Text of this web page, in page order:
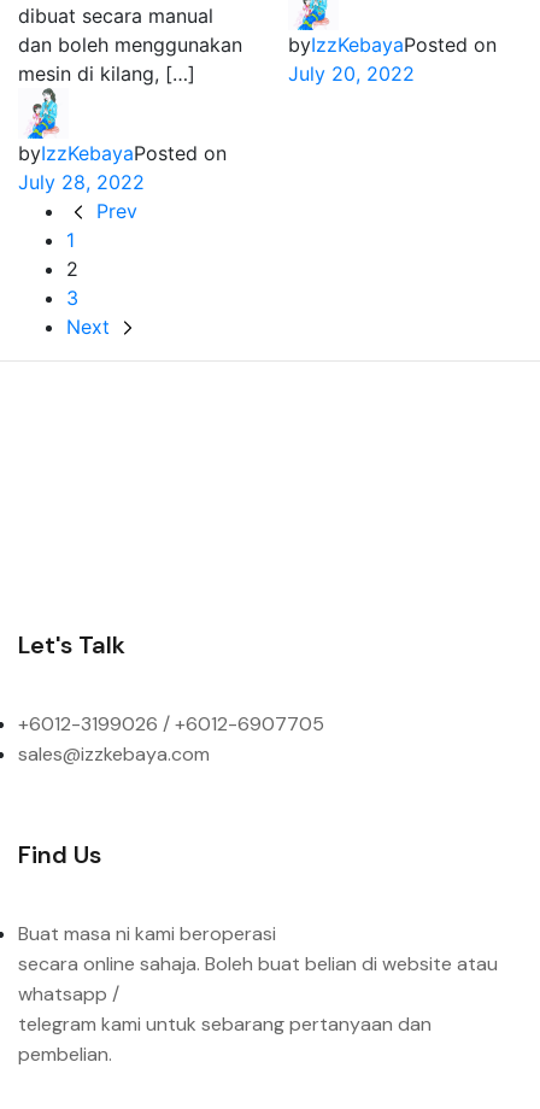
dibuat secara manual
dan boleh menggunakan
mesin di kilang, […]
byIzzKebayaPosted on
July 28, 2022
byIzzKebayaPosted on
July 20, 2022
Prev
1
2
3
Next
Let's Talk
+6012-3199026 / +6012-6907705
sales@izzkebaya.com
Find Us
Buat masa ni kami beroperasi
secara online sahaja. Boleh buat belian di website atau
whatsapp /
telegram kami untuk sebarang pertanyaan dan
pembelian.